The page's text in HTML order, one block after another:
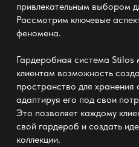
привлекательным выбором
Рассмотрим ключевые
феномена.
Гардеробная система Stilos
клиентам возможность
пространство для
адаптируя его под свои
Это позволяет каждому
свой гардероб и создать
коллекции.